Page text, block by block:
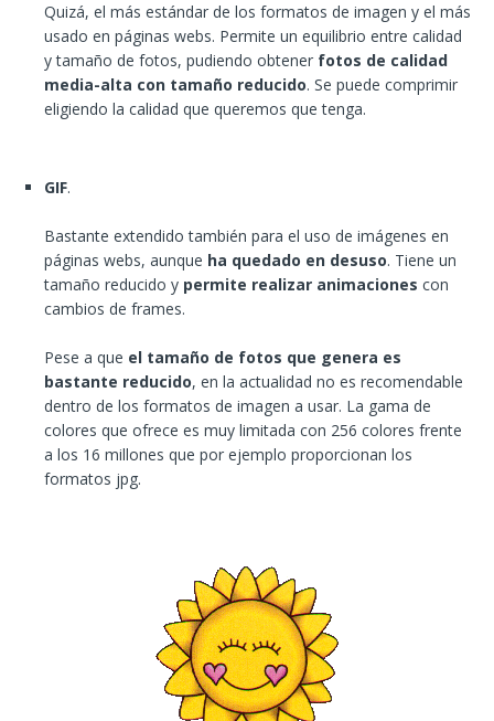
Quizá, el más estándar de los formatos de imagen y el más
usado en páginas webs. Permite un equilibrio entre calidad
y tamaño de fotos, pudiendo obtener fotos de calidad
media-alta con tamaño reducido. Se puede comprimir
eligiendo la calidad que queremos que tenga.
GIF.
Bastante extendido también para el uso de imágenes en
páginas webs, aunque ha quedado en desuso. Tiene un
tamaño reducido y permite realizar animaciones con
cambios de frames.
Pese a que el tamaño de fotos que genera es
bastante reducido, en la actualidad no es recomendable
dentro de los formatos de imagen a usar. La gama de
colores que ofrece es muy limitada con 256 colores frente
a los 16 millones que por ejemplo proporcionan los
formatos jpg.